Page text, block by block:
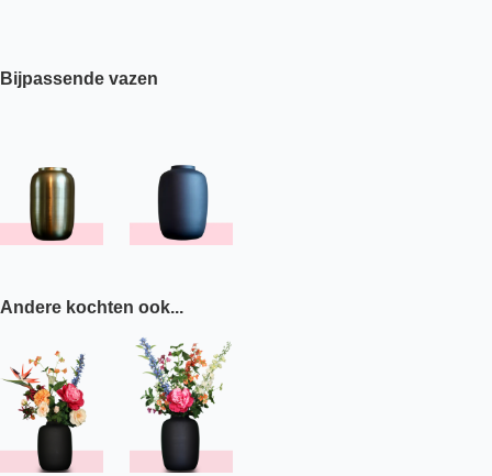
Bijpassende vazen
Andere kochten ook...